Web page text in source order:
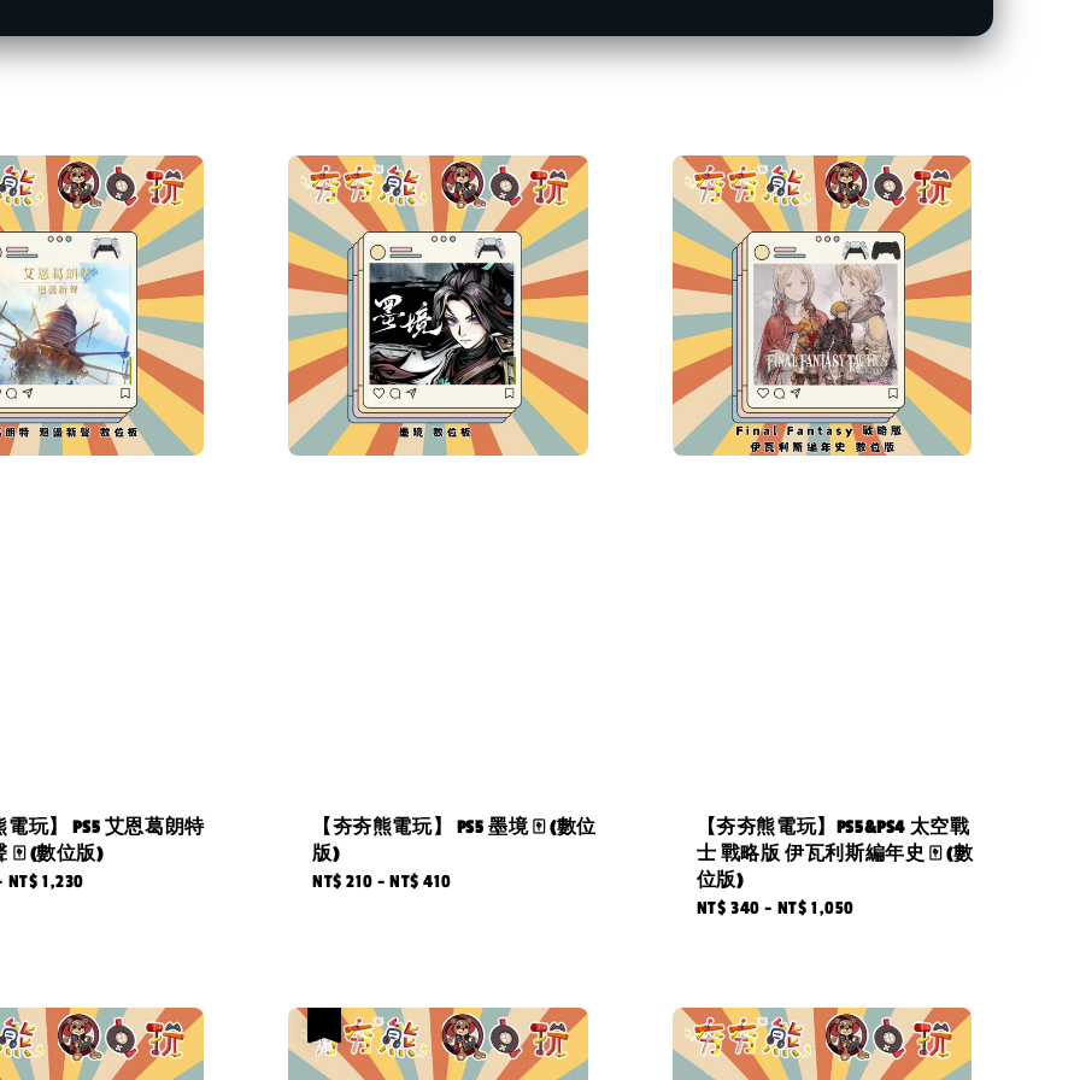
玩】 PS5 艾恩葛朗特
🀄 (數位版)
NT$ 1,230
【夯夯熊電玩】 PS5 墨境 🀄 (數位
版)
Regular
NT$ 210 -NT$ 410
【夯夯熊電玩】PS5&PS4 太空戰
士 戰略版 伊瓦利斯編年史 🀄 (數
位版)
Regular
NT$ 340 - NT$ 1,050